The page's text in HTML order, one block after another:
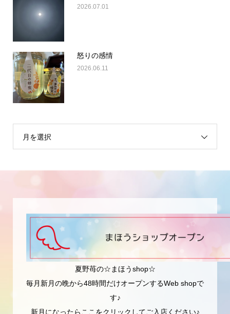
2026.07.01
怒りの感情
2026.06.11
月を選択
夏野苺の☆まほうshop☆
毎月新月の晩から48時間だけオープンするWeb shopで
す♪
新月になったらここをクリックしてご入店ください♪